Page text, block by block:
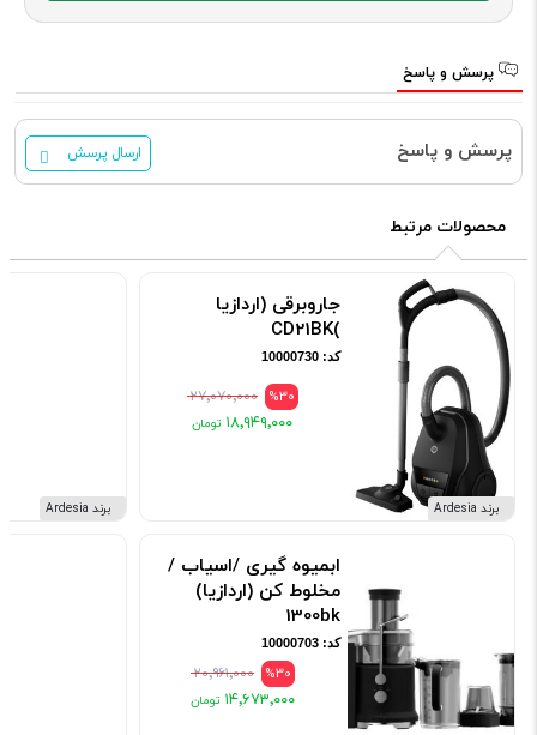
پرسش و پاسخ
پرسش و پاسخ ارسال پرسش
محصولات مرتبط
برند Ardesia
جاروبرقی (اردازیا
)CD21BK
کد: 10000730
%30 ۲۷٬۰۷۰٬۰۰۰
۱۸٬۹۴۹٬۰۰۰
ابمیوه گیری /اسیاب /
مخلوط کن (اردازیا)
1300bk
کد: 10000703
%30 ۲۰٬۹۶۱٬۰۰۰
۱۴٬۶۷۳٬۰۰۰
برند Ardesia